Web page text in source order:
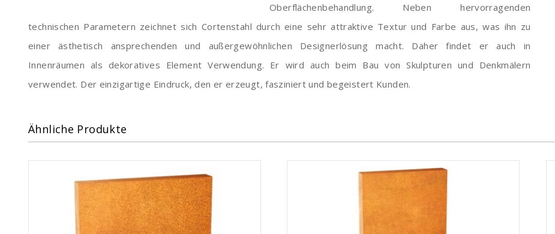
Oberflächenbehandlung. Neben hervorragenden
technischen Parametern zeichnet sich Cortenstahl durch eine sehr attraktive Textur und Farbe aus, was ihn zu
einer ästhetisch ansprechenden und außergewöhnlichen Designerlösung macht. Daher findet er auch in
Innenräumen als dekoratives Element Verwendung. Er wird auch beim Bau von Skulpturen und Denkmälern
verwendet. Der einzigartige Eindruck, den er erzeugt, fasziniert und begeistert Kunden.
Ähnliche Produkte